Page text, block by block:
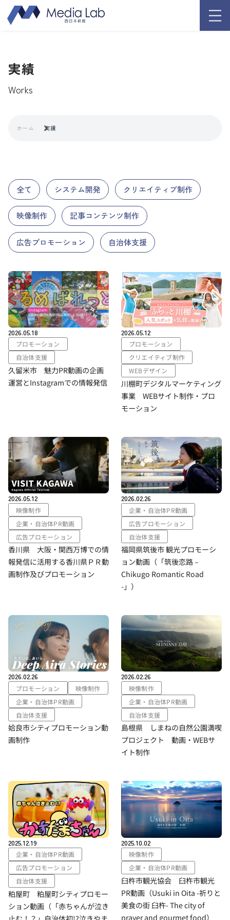
実績
Works
ホーム 実績
全て システム開発 クリエイティブ制作
映像制作 記事コンテンツ制作
広告プロモーション 自治体支援
2026.05.18
プロモーション
自治体支援
久留米市 魅力PR動画の企画
運営とInstagramでの情報発信
2026.05.12
プロモーション
クリエイティブ制作
WEBデザイン
川棚町デジタルマーケティング
事業 WEBサイト制作・プロ
モーション
2026.05.12
映像制作
企業・自治体PR動画
広告プロモーション
香川県 大阪・関西万博での情
報発信に活用する香川県ＰＲ動
画制作及びプロモーション
2026.02.26
企業・自治体PR動画
広告プロモーション
自治体支援
福岡県筑後市 観光プロモーシ
ョン動画（「筑後恋路 –
Chikugo Romantic Road
-」）
2026.02.26
プロモーション
映像制作
企業・自治体PR動画
自治体支援
姶良市シティプロモーション動
画制作
2026.02.26
映像制作
企業・自治体PR動画
自治体支援
島根県 しまねの自然公園満喫
プロジェクト 動画・WEBサ
イト制作
2025.12.19
企業・自治体PR動画
広告プロモーション
自治体支援
粕屋町 粕屋町シティプロモー
ション動画（「赤ちゃんが泣き
2025.10.02
映像制作
企業・自治体PR動画
臼杵市観光協会 臼杵市観光
PR動画（Usuki in Oita -祈りと
美食の街 臼杵- The city of
prayer and gourmet food）